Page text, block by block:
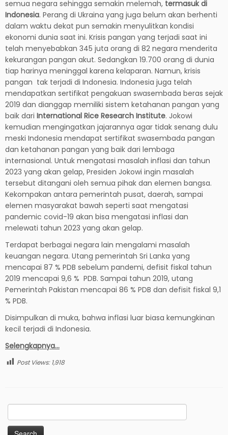
semua negara sehingga semakin melemah, termasuk di
Indonesia. Perang di Ukraina yang juga belum akan berhenti
dalam waktu dekat pun semakin menyulitkan kondisi
ekonomi dunia saat ini. Krisis pangan yang terjadi saat ini
telah menyebabkan 345 juta orang di 82 negara menderita
kekurangan pangan akut. Sedangkan 19.700 orang di dunia
tiap harinya meninggal karena kelaparan. Namun, krisis
pangan tak terjadi di Indonesia. Indonesia juga telah
mendapatkan sertifikat pengakuan swasembada beras sejak
2019 dan dianggap memiliki sistem ketahanan pangan yang
baik dari International Rice Research Institute. Jokowi
kemudian mengingatkan jajarannya agar tidak senang dulu
meski Indonesia mendapat sertifikat swasembada pangan
dan ketahanan pangan yang baik dari lembaga
internasional. Untuk mengatasi masalah inflasi dan tahun
2023 yang akan gelap, Presiden Jokowi ingin masalah
tersebut ditangani oleh semua pihak dan elemen bangsa.
Kekompakan antara pemerintah pusat, daerah, sampai
elemen masyarakat bawah seperti saat mengatasi
pandemic covid-19 akan bisa mengatasi inflasi dan
melewati tahun 2023 yang akan gelap.
Terdapat berbagai negara lain mengalami masalah
keuangan negara. Utang pemerintah Sri Lanka yang
mencapai 87 % PDB sebelum pandemi, defisit fiskal tahun
2019 mencapai 9,6 % PDB. Sampai tahun 2019, utang
Pemerintah Pakistan mencapai 86 % PDB dan defisit fiskal 9,1
% PDB.
Disimpulkan di muka, bahwa inflasi luar biasa kemungkinan
kecil terjadi di Indonesia.
Selengkapnya…
Post Views: 1,918
Search
for: